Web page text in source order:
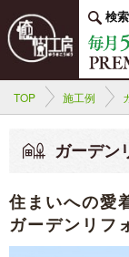
検索
TOP 施工例
ガーデン
住まいへの愛
ガーデンリフ